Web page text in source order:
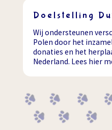
Doelstelling
Wij ondersteunen
Polen door het
donaties en het
Nederland. Lees hier